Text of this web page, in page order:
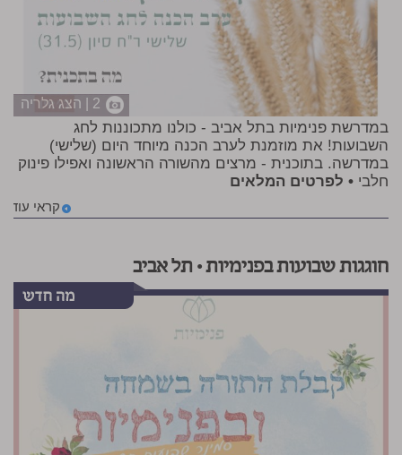
2 | הצג גלריה
במדרשת פנימיות בתל אביב - כולנו מתכוננות לחג
השבועות! את מוזמנת לערב הכנה מיוחד היום (שלישי)
במדרשה. בתוכנית - מרצים מהשורה הראשונה ואפילו פינוק
חלבי • לפרטים המלאים
קראי עוד
חוגגות שבועות בפנימיות • תל אביב